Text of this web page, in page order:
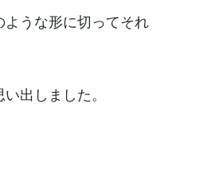
うな形に切ってそれ
出しました。